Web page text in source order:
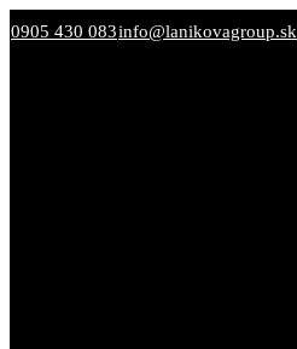
0905 430 083info@lanikovagroup.sk